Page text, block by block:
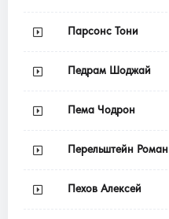
Парсонс Тони
Педрам Шоджай
Пема Чодрон
Перельштейн Роман
Пехов Алексей